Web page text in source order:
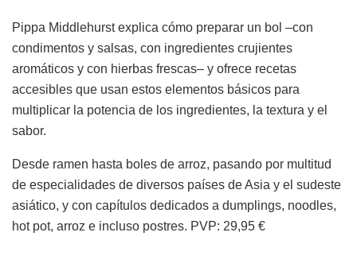
Pippa Middlehurst explica cómo preparar un bol –con
condimentos y salsas, con ingredientes crujientes
aromáticos y con hierbas frescas– y ofrece recetas
accesibles que usan estos elementos básicos para
multiplicar la potencia de los ingredientes, la textura y el
sabor.
Desde ramen hasta boles de arroz, pasando por multitud
de especialidades de diversos países de Asia y el sudeste
asiático, y con capítulos dedicados a dumplings, noodles,
hot pot, arroz e incluso postres. PVP: 29,95 €